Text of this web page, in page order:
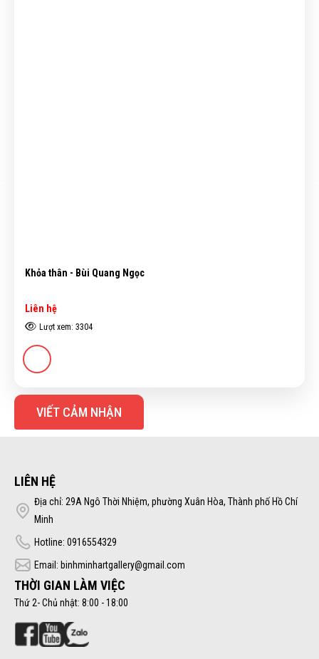
Khỏa thân - Bùi Quang Ngọc
Liên hệ
Lượt xem: 3304
VIẾT CẢM NHẬN
LIÊN HỆ
Địa chỉ: 29A Ngô Thời Nhiệm, phường Xuân Hòa, Thành phố Hồ Chí
Minh
Hotline: 0916554329
Email: binhminhartgallery@gmail.com
THỜI GIAN LÀM VIỆC
Thứ 2- Chủ nhật: 8:00 - 18:00